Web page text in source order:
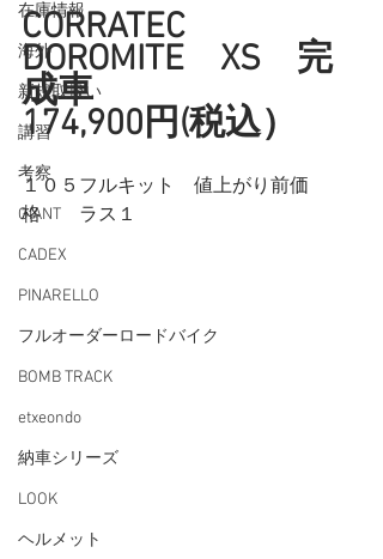
在庫情報
海外
新規取扱い
講習
考察
GIANT
CADEX
PINARELLO
フルオーダーロードバイク
BOMB TRACK
etxeondo
納車シリーズ
LOOK
ヘルメット
CORRATEC
DOROMITE　XS　完
成車
174,900円(税込）
１０５フルキット　値上がり前価
格　　ラス１